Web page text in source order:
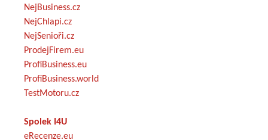
NejBusiness.cz
NejChlapi.cz
NejSenioři.cz
ProdejFirem.eu
ProfiBusiness.eu
ProfiBusiness.world
TestMotoru.cz
Spolek I4U
eRecenze.eu